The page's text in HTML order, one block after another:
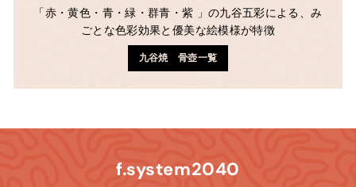
「赤・黄色・青・緑・群青・紫 」の九谷五彩による、み
ごとな色彩効果と優美な絵模様が特徴
九谷焼 骨壺一覧
f.system2040